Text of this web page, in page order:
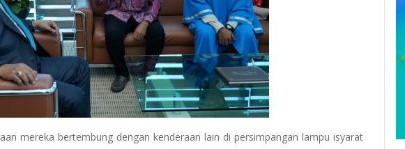
mereka bertembung dengan kenderaan lain di persimpangan lampu isyarat